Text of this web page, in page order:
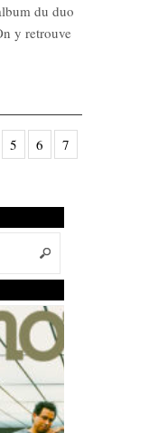
du duo
y retrouve
5 6
7